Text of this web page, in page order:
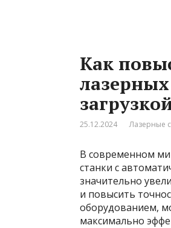
Как
25.12.2024 Лазерные
В современном
станки с
значительно
и повысить
оборудованием,
максимально